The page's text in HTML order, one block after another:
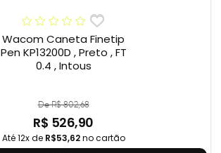
Wacom Caneta Finetip
Pen KP13200D , Preto , FT
0.4 , Intous
De R$ 802,68
R$ 526,90
Até 12x de R$53,62no cartão